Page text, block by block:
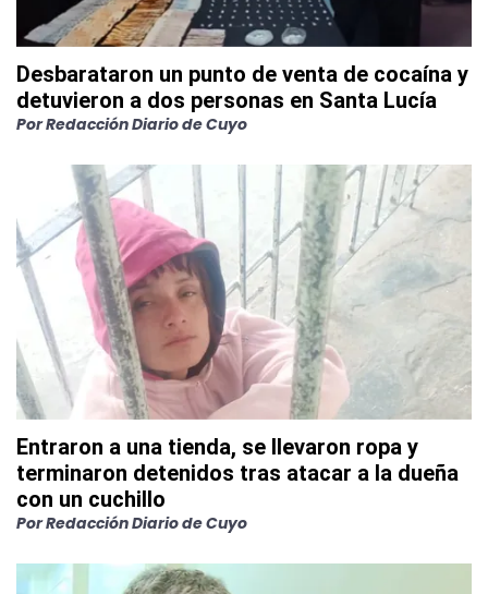
Desbarataron un punto de venta de cocaína y
detuvieron a dos personas en Santa Lucía
PorRedacción Diario de Cuyo
Entraron a una tienda, se llevaron ropa y
terminaron detenidos tras atacar a la dueña
con un cuchillo
PorRedacción Diario de Cuyo